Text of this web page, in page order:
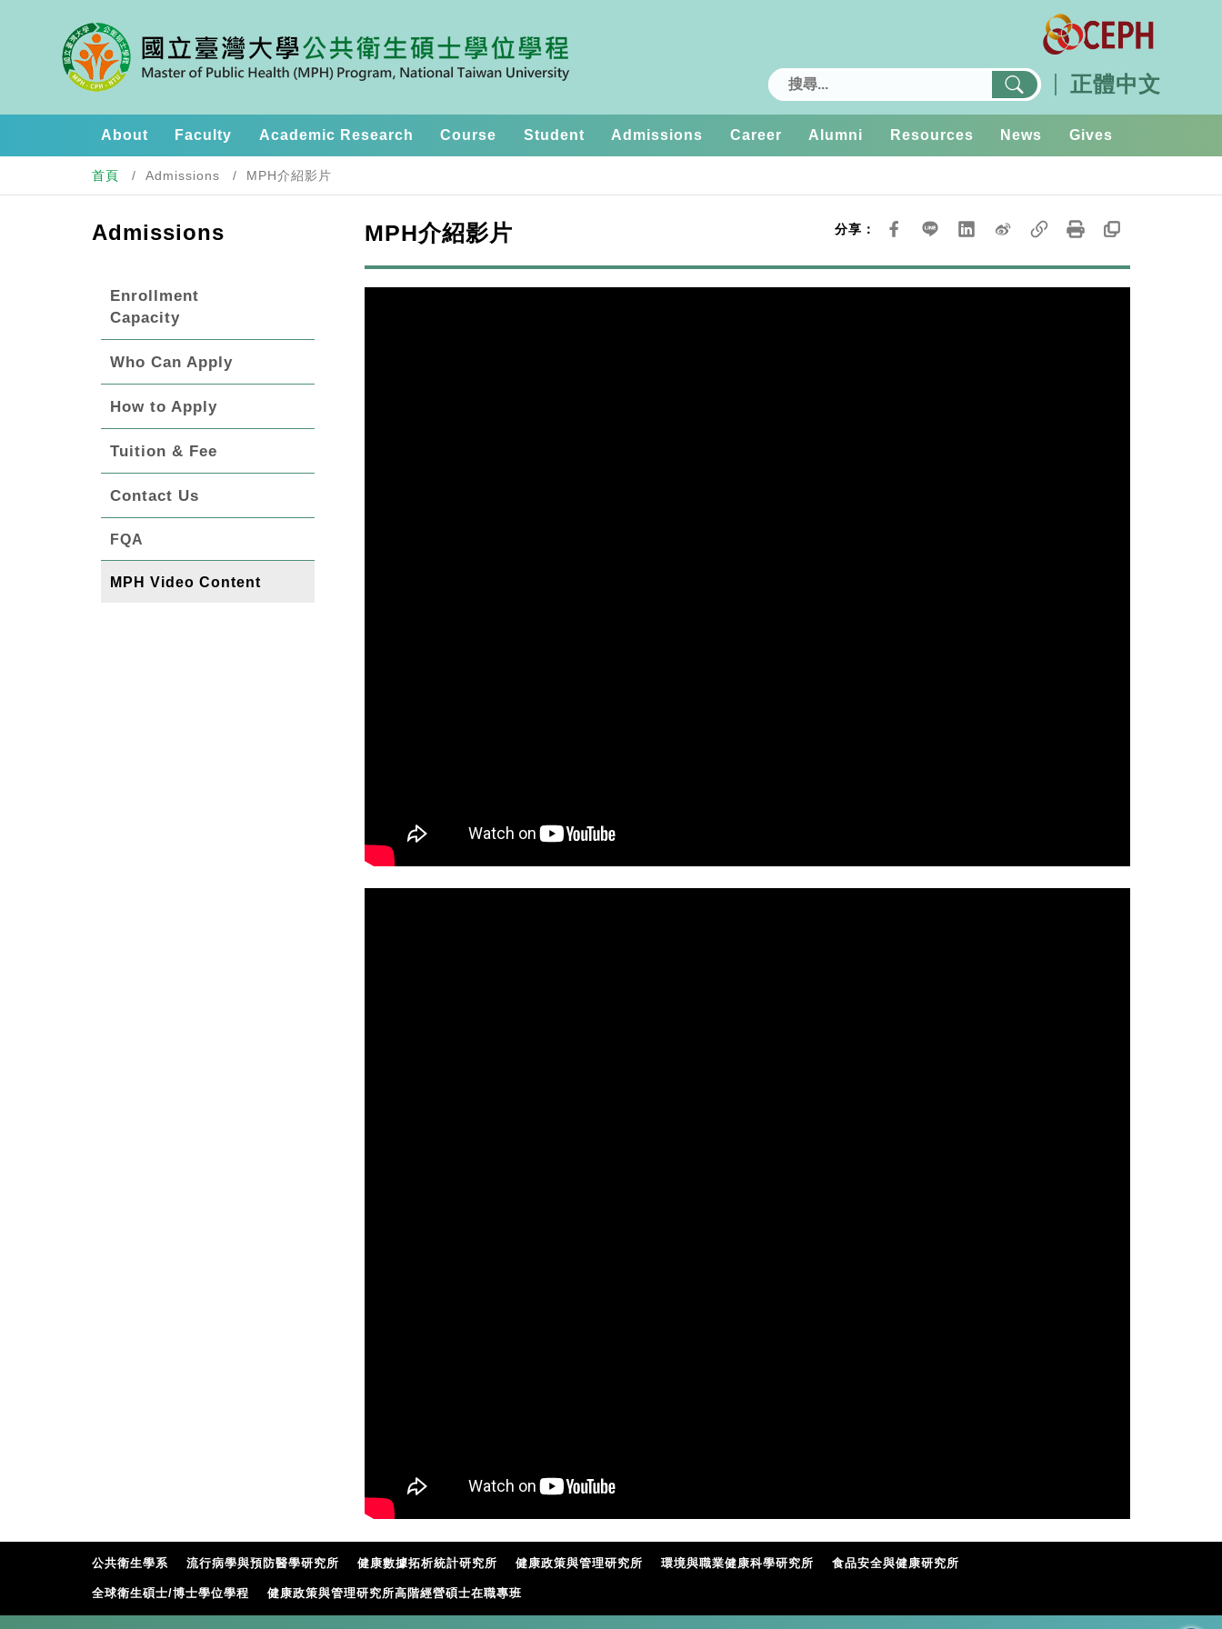
正體中文
About Faculty Academic Research Course Student Admissions Career Alumni Resources News Gives
首頁 Admissions MPH介紹影片
Admissions
Enrollment
Capacity
Who Can Apply
How to Apply
Tuition & Fee
Contact Us
FQA
MPH Video Content
MPH介紹影片 分享：
公共衛生學系 流行病學與預防醫學研究所 健康數據拓析統計研究所 健康政策與管理研究所 環境與職業健康科學研究所 食品安全與健康研究所
全球衛生碩士/博士學位學程 健康政策與管理研究所高階經營碩士在職專班